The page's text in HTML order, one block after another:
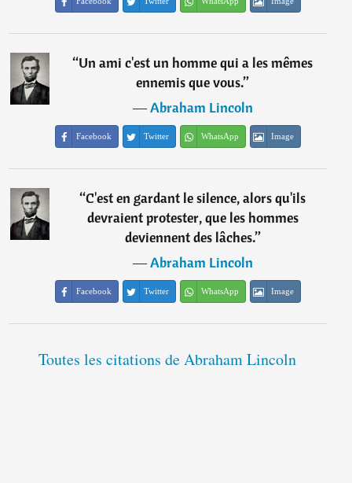
“Un ami c'est un homme qui a les mêmes
ennemis que vous.”
―Abraham Lincoln
Facebook Twitter WhatsApp Image
“C'est en gardant le silence, alors qu'ils
devraient protester, que les hommes
deviennent des lâches.”
―Abraham Lincoln
Facebook Twitter WhatsApp Image
Toutes les citations de Abraham Lincoln